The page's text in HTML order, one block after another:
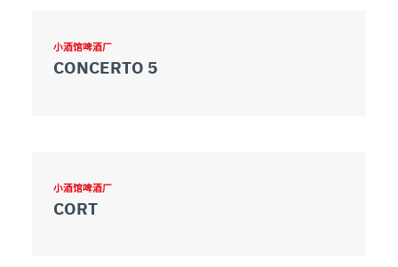
小酒馆啤酒厂
CONCERTO 5
小酒馆啤酒厂
CORT